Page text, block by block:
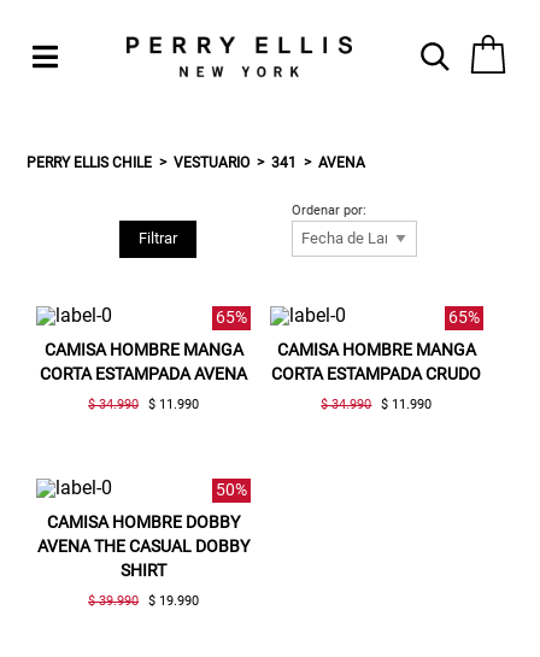
PERRY ELLIS CHILE VESTUARIO 341 AVENA
Filtrar
Ordenar por:
65%
CAMISA HOMBRE MANGA
CORTA ESTAMPADA AVENA
$ 34.990 $ 11.990
65%
CAMISA HOMBRE MANGA
CORTA ESTAMPADA CRUDO
$ 34.990 $ 11.990
50%
CAMISA HOMBRE DOBBY
AVENA THE CASUAL DOBBY
SHIRT
$ 39.990 $ 19.990